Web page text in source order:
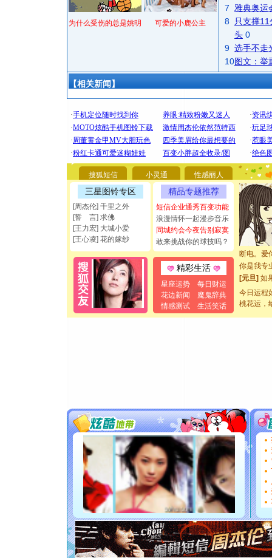
为什么受伤的总是姚明 可爱的小鹿公主
7
雅典奥运
8
只支撑
头 0
9 选手不走
10图文：举
【相关新闻】
搜狐短信 小灵通 性感丽人
三星图铃专区
[周杰伦] 千里之外
[誓 言] 求佛
[王力宏] 大城小爱
[王心凌] 花的嫁纱
精品专题推荐
短信企业通秀百变功能
浪漫情怀一起漫步音乐
同城约会今夜告别寂寞
敢来挑战你的球技吗？
精彩生活
星座运势
每日财运
花边新闻
魔鬼辞典
情感测试
生活笑话
[圣诞节]
你太多
要平安！
[圣诞节]
能正大光
都要快乐
[圣诞节]
如意,快
[元旦]看
断电。爱
你是我专
[元旦]
如
离。水
[元旦]当
[圣诞节]
你太多，
要平安
[圣诞节]
能正大
都要快乐
[圣诞节]
如意,快
[元旦]看
断电。爱
你是我专
[元旦]如
今日运程
桃花运，